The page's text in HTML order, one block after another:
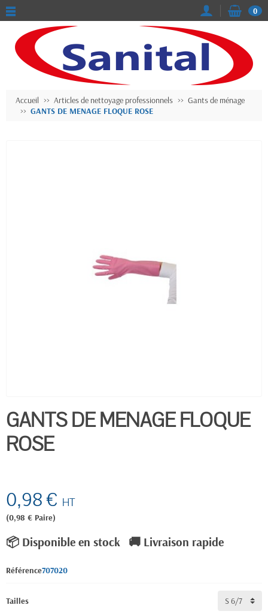
0
Accueil Articles de nettoyage professionnels
Gants de ménage
GANTS DE MENAGE FLOQUE ROSE
GANTS DE MENAGE FLOQUE
ROSE
0,98 € HT
(0,98 € Paire)
📦 Disponible en stock 🚚 Livraison rapide
Référence707020
Tailles